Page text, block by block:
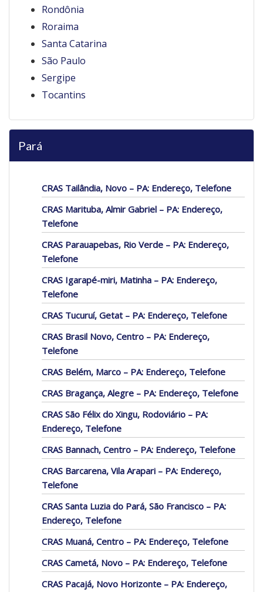
Rondônia
Roraima
Santa Catarina
São Paulo
Sergipe
Tocantins
Pará
CRAS Tailândia, Novo – PA: Endereço, Telefone
CRAS Marituba, Almir Gabriel – PA: Endereço,
Telefone
CRAS Parauapebas, Rio Verde – PA: Endereço,
Telefone
CRAS Igarapé-miri, Matinha – PA: Endereço,
Telefone
CRAS Tucuruí, Getat – PA: Endereço, Telefone
CRAS Brasil Novo, Centro – PA: Endereço,
Telefone
CRAS Belém, Marco – PA: Endereço, Telefone
CRAS Bragança, Alegre – PA: Endereço, Telefone
CRAS São Félix do Xingu, Rodoviário – PA:
Endereço, Telefone
CRAS Bannach, Centro – PA: Endereço, Telefone
CRAS Barcarena, Vila Arapari – PA: Endereço,
Telefone
CRAS Santa Luzia do Pará, São Francisco – PA:
Endereço, Telefone
CRAS Muaná, Centro – PA: Endereço, Telefone
CRAS Cametá, Novo – PA: Endereço, Telefone
CRAS Pacajá, Novo Horizonte – PA: Endereço,